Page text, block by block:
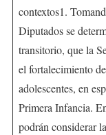
contextos1.
Diputados se
transitorio, que la
el fortalecimiento
adolescentes, en
Primera Infancia.
podrán considerar